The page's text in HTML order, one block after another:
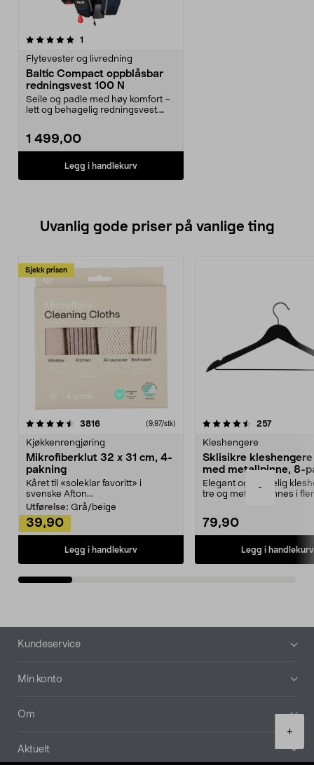
-
+
1
Flytevester og livredning
Baltic Compact oppblåsbar
redningsvest 100 N
Seile og padle med høy komfort –
lett og behagelig redningsvest.
1 499,00
Legg i handlekurv
Uvanlig gode priser på vanlige ting
Sjekk prisen
3816anmeldelser(9,97/stk)
Kjøkkenrengjøring
Mikrofiberklut 32 x 31 cm, 4-
pakning
Kåret til «soleklar favoritt» i
svenske Afton...
Utførelse: Grå/beige
39,90
Legg i handlekurv
4.5av 5 stjerner 257
Kleshengere
Sklisikre
med metallpinne, 8-
Elegant og skikkelig
tre og metall – finnes i
79,90
Legg i handlekurv
4.5av 5 stjerner
Bunntekst
Kundeservice
Min konto
Om
Aktuelt